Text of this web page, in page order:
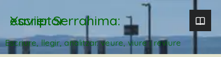
Xavier Serrahima: escriptor
Escriure, llegir, analitzar. veure, viure i reviure